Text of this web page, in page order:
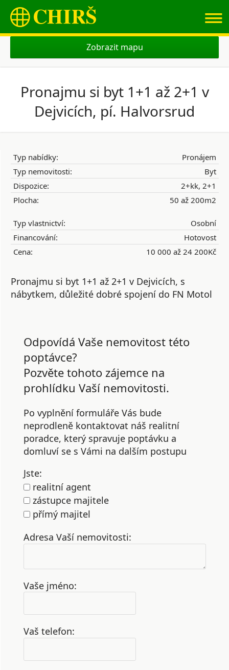
≡
Zobrazit mapu
Pronajmu si byt 1+1 až 2+1 v
Dejvicích, pí. Halvorsrud
Typ nabídky:
Pronájem
Typ nemovitosti:
Byt
Dispozice:
2+kk, 2+1
Plocha:
50 až 200m2
Typ vlastnictví:
Osobní
Financování:
Hotovost
Cena:
10 000 až 24 200Kč
Pronajmu si byt 1+1 až 2+1 v Dejvicích, s
nábytkem, důležité dobré spojení do FN Motol
Odpovídá Vaše nemovitost této
poptávce?
Pozvěte tohoto zájemce na
prohlídku Vaší nemovitosti.
Po vyplnění formuláře Vás bude
neprodleně kontaktovat náš realitní
poradce, který spravuje poptávku a
domluví se s Vámi na dalším postupu
Jste:
realitní agent
zástupce majitele
přímý majitel
Adresa Vaší nemovitosti:
Vaše jméno:
Vaš telefon: